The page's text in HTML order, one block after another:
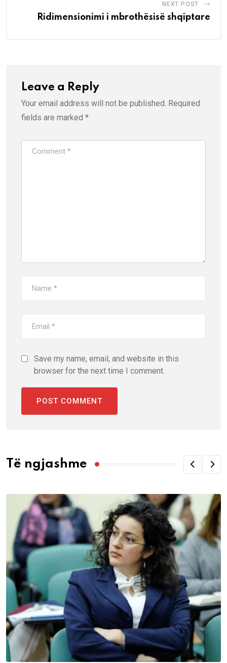
NEXT POST
Ridimensionimi i mbrothësisë shqiptare
Leave a Reply
Your email address will not be published. Required
fields are marked *
Save my name, email, and website in this
browser for the next time I comment.
Të ngjashme